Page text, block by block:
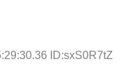
ID:sxS0R7tZ